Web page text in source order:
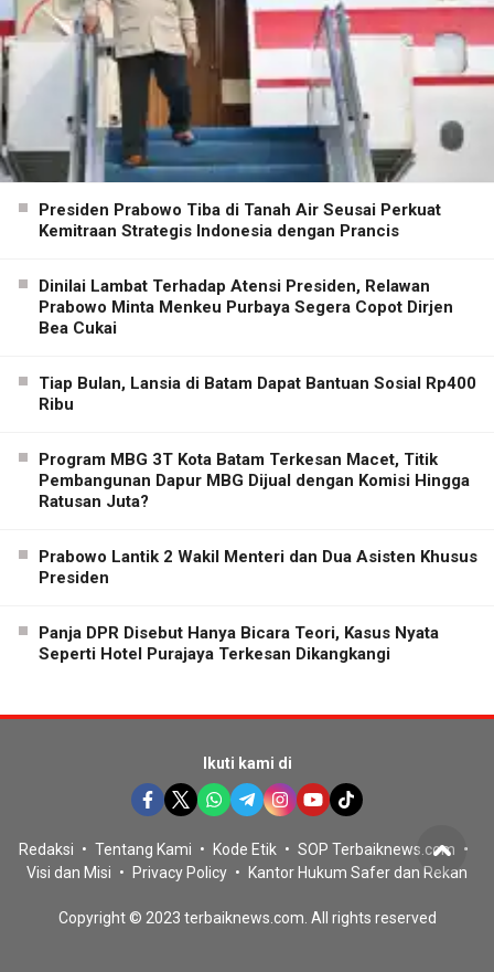
Presiden Prabowo Tiba di Tanah Air Seusai Perkuat
Kemitraan Strategis Indonesia dengan Prancis
Dinilai Lambat Terhadap Atensi Presiden, Relawan
Prabowo Minta Menkeu Purbaya Segera Copot Dirjen
Bea Cukai
Tiap Bulan, Lansia di Batam Dapat Bantuan Sosial Rp400
Ribu
Program MBG 3T Kota Batam Terkesan Macet, Titik
Pembangunan Dapur MBG Dijual dengan Komisi Hingga
Ratusan Juta?
Prabowo Lantik 2 Wakil Menteri dan Dua Asisten Khusus
Presiden
Panja DPR Disebut Hanya Bicara Teori, Kasus Nyata
Seperti Hotel Purajaya Terkesan Dikangkangi
Ikuti kami di
Redaksi Tentang Kami Kode Etik
SOP Terbaiknews.com
Visi dan Misi
Privacy Policy Kantor Hukum Safer dan Rekan
Copyright © 2023 terbaiknews.com. All rights reserved